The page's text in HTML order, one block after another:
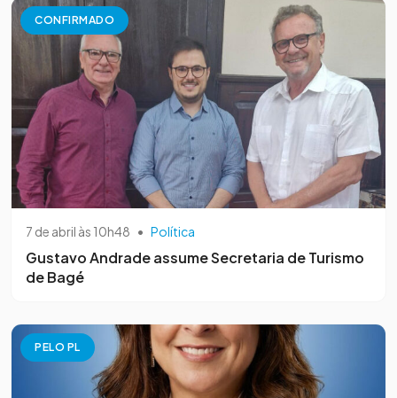
CONFIRMADO
7 de abril às 10h48 • Política
Gustavo Andrade assume Secretaria de Turismo
de Bagé
PELO PL